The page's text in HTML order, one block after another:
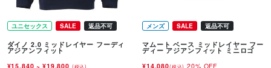
ユニセックス SALE 返品不可
ダイノ 2.0 ミッドレイヤー フーディ
アジアンフィット
¥15,840~ ¥19,800 (税込)
メンズ SALE 返品不可
マムート ベース ミッドレイヤー フー
ディー アジアンフィット ミニロゴ
¥14,080(税込) 20% OFF